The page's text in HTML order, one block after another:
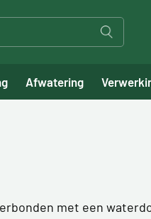
Afwatering
met een